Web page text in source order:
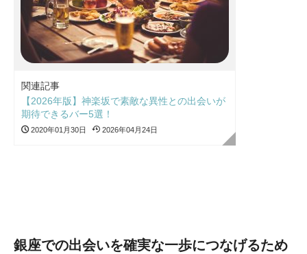
関連記事
【2026年版】神楽坂で素敵な異性との出会いが
期待できるバー5選！
2020年01月30日 2026年04月24日
銀座での出会いを確実な一歩につなげるため